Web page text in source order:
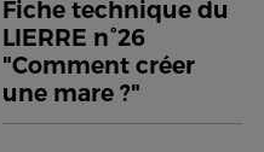
Fiche technique du
LIERRE n°26
"Comment créer
une mare ?"